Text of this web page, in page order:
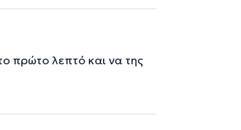
πρώτο λεπτό και να της